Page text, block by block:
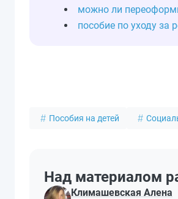
можно ли
пособие по уходу
Пособия на детей
Над материалом
Климашевская Алена